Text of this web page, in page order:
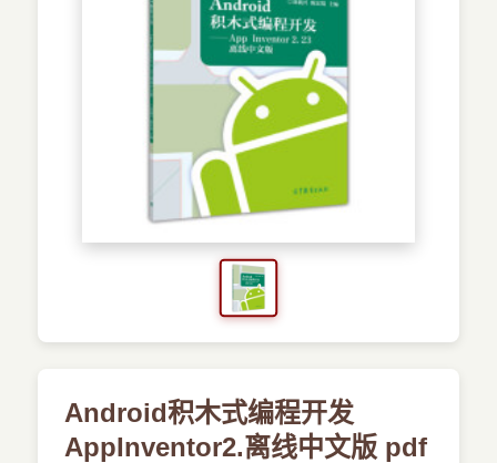
预订书籍
Android积木式编程开发
AppInventor2.离线中文版 pdf